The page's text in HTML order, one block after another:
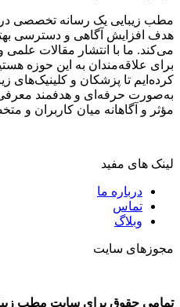
مطب زیبایی یک رسانه تخصصی
هدف افزایش آگاهی و دسترسی
می‌کند. ما با انتشار مقالات
برای علاقه‌مندان به این حوزه
کرده‌ایم تا پزشکان و کلینیک‌های
به‌صورت حرفه‌ای و هدفمند معرفی
مؤثر و آگاهانه میان کاربران و
لینک های مفید
درباره ما
تماس
وبلاگ
مجوزهای سایت
تمامی حقوق برای سایت مطب